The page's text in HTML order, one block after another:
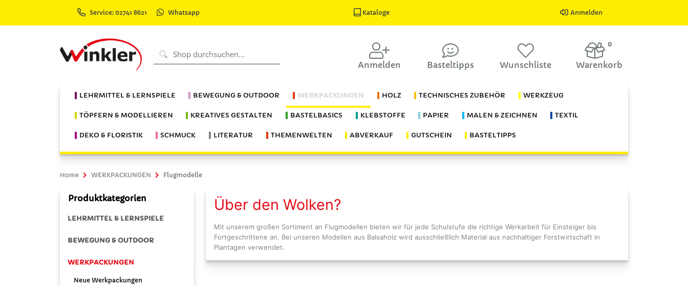
Service: 02741 8621 Whatsapp Kataloge Anmelden
Anmelden Basteltipps Wunschliste
0
Warenkorb
LEHRMITTEL & LERNSPIELE BEWEGUNG & OUTDOOR WERKPACKUNGEN HOLZ TECHNISCHES ZUBEHÖR WERKZEUG
TÖPFERN & MODELLIEREN KREATIVES GESTALTEN BASTELBASICS KLEBSTOFFE PAPIER MALEN & ZEICHNEN TEXTIL
DEKO & FLORISTIK SCHMUCK LITERATUR THEMENWELTEN ABVERKAUF GUTSCHEIN BASTELTIPPS
Home WERKPACKUNGEN Flugmodelle
Produktkategorien
LEHRMITTEL & LERNSPIELE
BEWEGUNG & OUTDOOR
WERKPACKUNGEN
Neue Werkpackungen
Über den Wolken?
Mit unserem großen Sortiment an Flugmodellen bieten wir für jede Schulstufe die richtige Werkarbeit für Einsteiger bis
Fortgeschrittene an. Bei unseren Modellen aus Balsaholz wird ausschließlich Material aus nachhaltiger Forstwirtschaft in
Plantagen verwendet.